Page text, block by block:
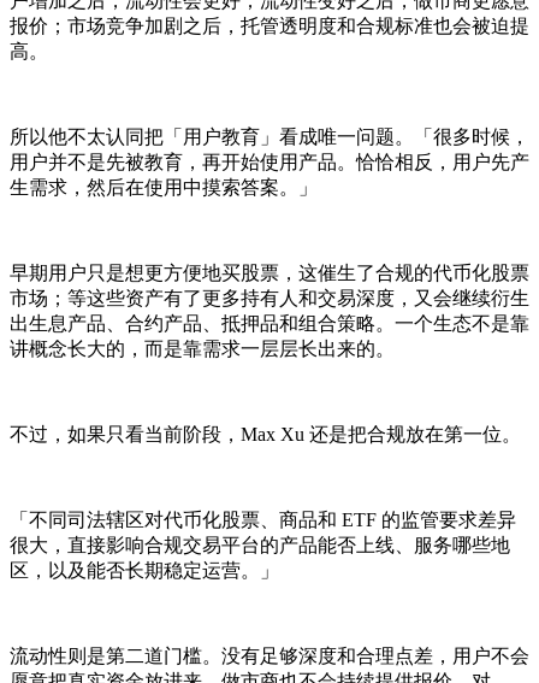
报价；市场竞争加剧之后，托管透明度和合规标准也会被迫提
高。
所以他不太认同把「用户教育」看成唯一问题。「很多时候，
用户并不是先被教育，再开始使用产品。恰恰相反，用户先产
生需求，然后在使用中摸索答案。」
早期用户只是想更方便地买股票，这催生了合规的代币化股票
市场；等这些资产有了更多持有人和交易深度，又会继续衍生
出生息产品、合约产品、抵押品和组合策略。一个生态不是靠
讲概念长大的，而是靠需求一层层长出来的。
不过，如果只看当前阶段，Max Xu 还是把合规放在第一位。
「不同司法辖区对代币化股票、商品和 ETF 的监管要求差异
很大，直接影响合规交易平台的产品能否上线、服务哪些地
区，以及能否长期稳定运营。」
流动性则是第二道门槛。没有足够深度和合理点差，用户不会